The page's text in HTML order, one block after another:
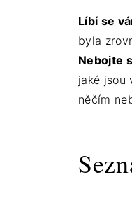
Líbí se
byla
Nebojte
jaké jsou
něčím